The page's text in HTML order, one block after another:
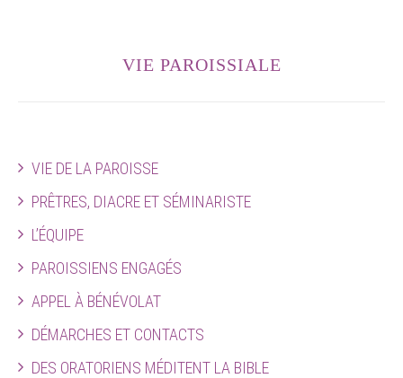
VIE PAROISSIALE
VIE DE LA PAROISSE
PRÊTRES, DIACRE ET SÉMINARISTE
L’ÉQUIPE
PAROISSIENS ENGAGÉS
APPEL À BÉNÉVOLAT
DÉMARCHES ET CONTACTS
DES ORATORIENS MÉDITENT LA BIBLE